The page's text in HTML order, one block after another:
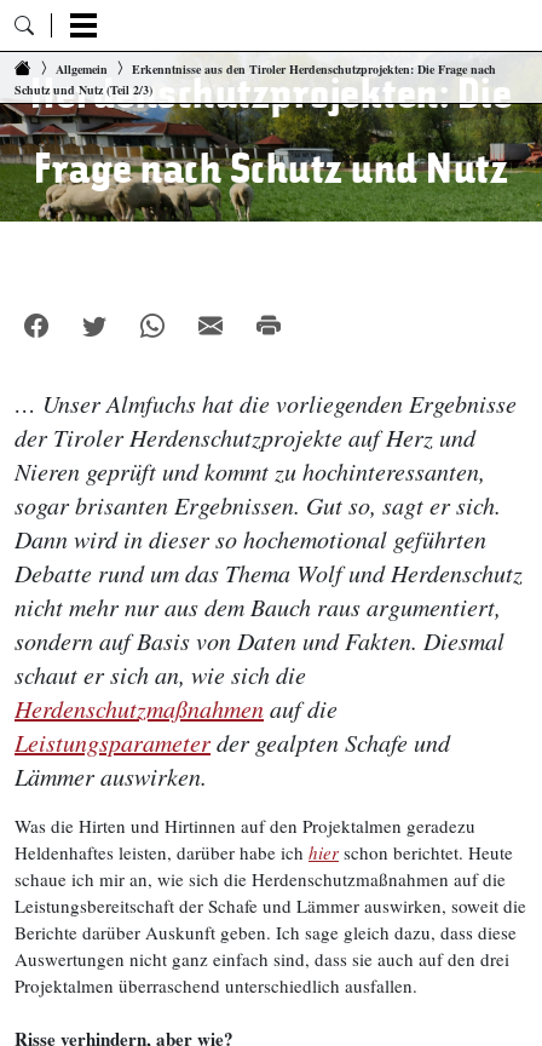
Zum Inhalt springen
Allgemein
Erkenntnisse aus den Tiroler Herdenschutzprojekten: Die Frage nach
Schutz und Nutz (Teil 2/3)
Erkenntnisse aus den Tiroler
Herdenschutzprojekten: Die
Frage nach Schutz und Nutz
… Unser Almfuchs hat die vorliegenden Ergebnisse
der Tiroler Herdenschutzprojekte auf Herz und
Nieren geprüft und kommt zu hochinteressanten,
sogar brisanten Ergebnissen. Gut so, sagt er sich.
Dann wird in dieser so hochemotional geführten
Debatte rund um das Thema Wolf und Herdenschutz
nicht mehr nur aus dem Bauch raus argumentiert,
sondern auf Basis von Daten und Fakten. Diesmal
schaut er sich an, wie sich die
Herdenschutzmaßnahmenauf die
Leistungsparameterder gealpten Schafe und
Lämmer auswirken.
Was die Hirten und Hirtinnen auf den Projektalmen geradezu
Heldenhaftes leisten, darüber habe ich hier schon berichtet. Heute
schaue ich mir an, wie sich die Herdenschutzmaßnahmen auf die
Leistungsbereitschaft der Schafe und Lämmer auswirken, soweit die
Berichte darüber Auskunft geben. Ich sage gleich dazu, dass diese
Auswertungen nicht ganz einfach sind, dass sie auch auf den drei
Projektalmen überraschend unterschiedlich ausfallen.
Risse verhindern, aber wie?